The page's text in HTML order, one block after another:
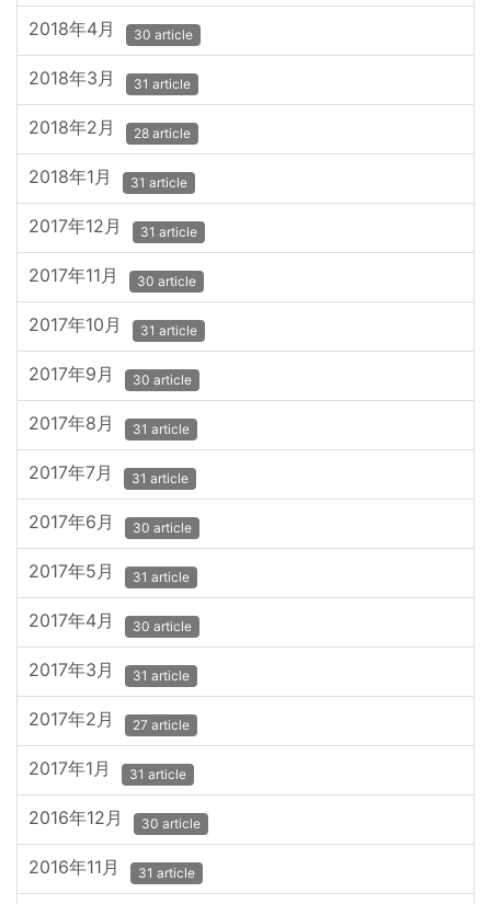
2018年4月 30 article
2018年3月 31 article
2018年2月 28 article
2018年1月 31 article
2017年12月 31 article
2017年11月 30 article
2017年10月 31 article
2017年9月 30 article
2017年8月 31 article
2017年7月 31 article
2017年6月 30 article
2017年5月 31 article
2017年4月 30 article
2017年3月 31 article
2017年2月 27 article
2017年1月 31 article
2016年12月 30 article
2016年11月 31 article